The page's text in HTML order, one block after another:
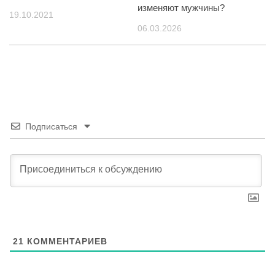
19.10.2021
изменяют мужчины?
06.03.2026
Подписаться
21 КОММЕНТАРИЕВ